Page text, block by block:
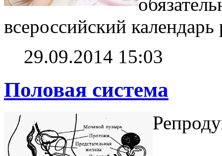
всероссийский
29.09.2014 15:03
Половая система